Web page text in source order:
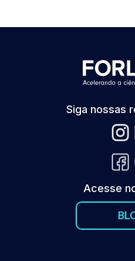
Siga nossas
Acesse